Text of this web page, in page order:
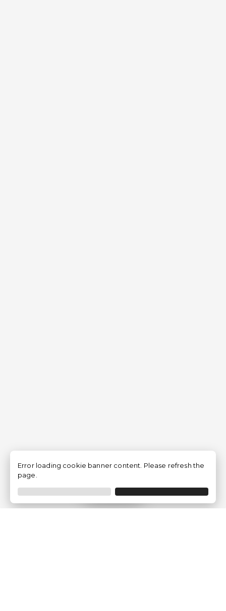
Filtrer
Error loading cookie banner content. Please refresh the
page.